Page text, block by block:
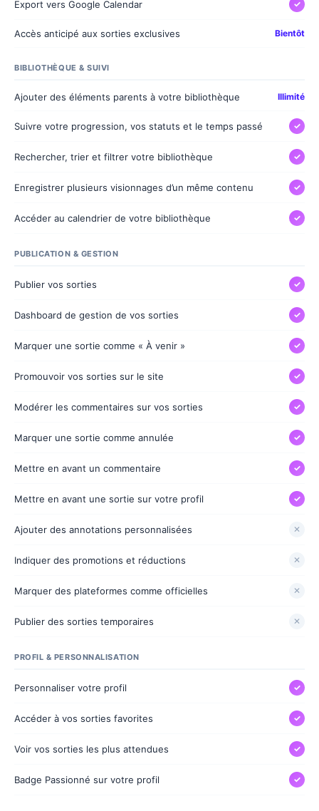
Export vers Google Calendar ✓
Accès anticipé aux sorties exclusives Bientôt
BIBLIOTHÈQUE & SUIVI
Ajouter des éléments parents à votre bibliothèque Illimité
Suivre votre progression, vos statuts et le temps passé ✓
Rechercher, trier et filtrer votre bibliothèque ✓
Enregistrer plusieurs visionnages d’un même contenu ✓
Accéder au calendrier de votre bibliothèque ✓
PUBLICATION & GESTION
Publier vos sorties ✓
Dashboard de gestion de vos sorties ✓
Marquer une sortie comme « À venir » ✓
Promouvoir vos sorties sur le site ✓
Modérer les commentaires sur vos sorties ✓
Marquer une sortie comme annulée ✓
Mettre en avant un commentaire ✓
Mettre en avant une sortie sur votre profil ✓
Ajouter des annotations personnalisées ✕
Indiquer des promotions et réductions ✕
Marquer des plateformes comme officielles ✕
Publier des sorties temporaires ✕
PROFIL & PERSONNALISATION
Personnaliser votre profil ✓
Accéder à vos sorties favorites ✓
Voir vos sorties les plus attendues ✓
Badge Passionné sur votre profil ✓